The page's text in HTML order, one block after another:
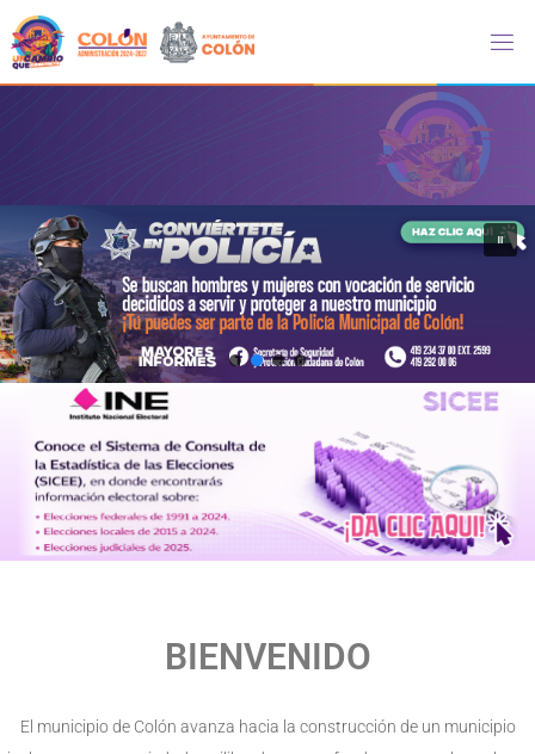
BIENVENIDO
El municipio de Colón avanza hacia la construcción de un municipio